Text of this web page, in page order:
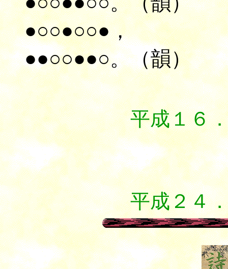
●○○●○○●，
●●○○●●○。（韻）
平成１６
６
９
平成２４